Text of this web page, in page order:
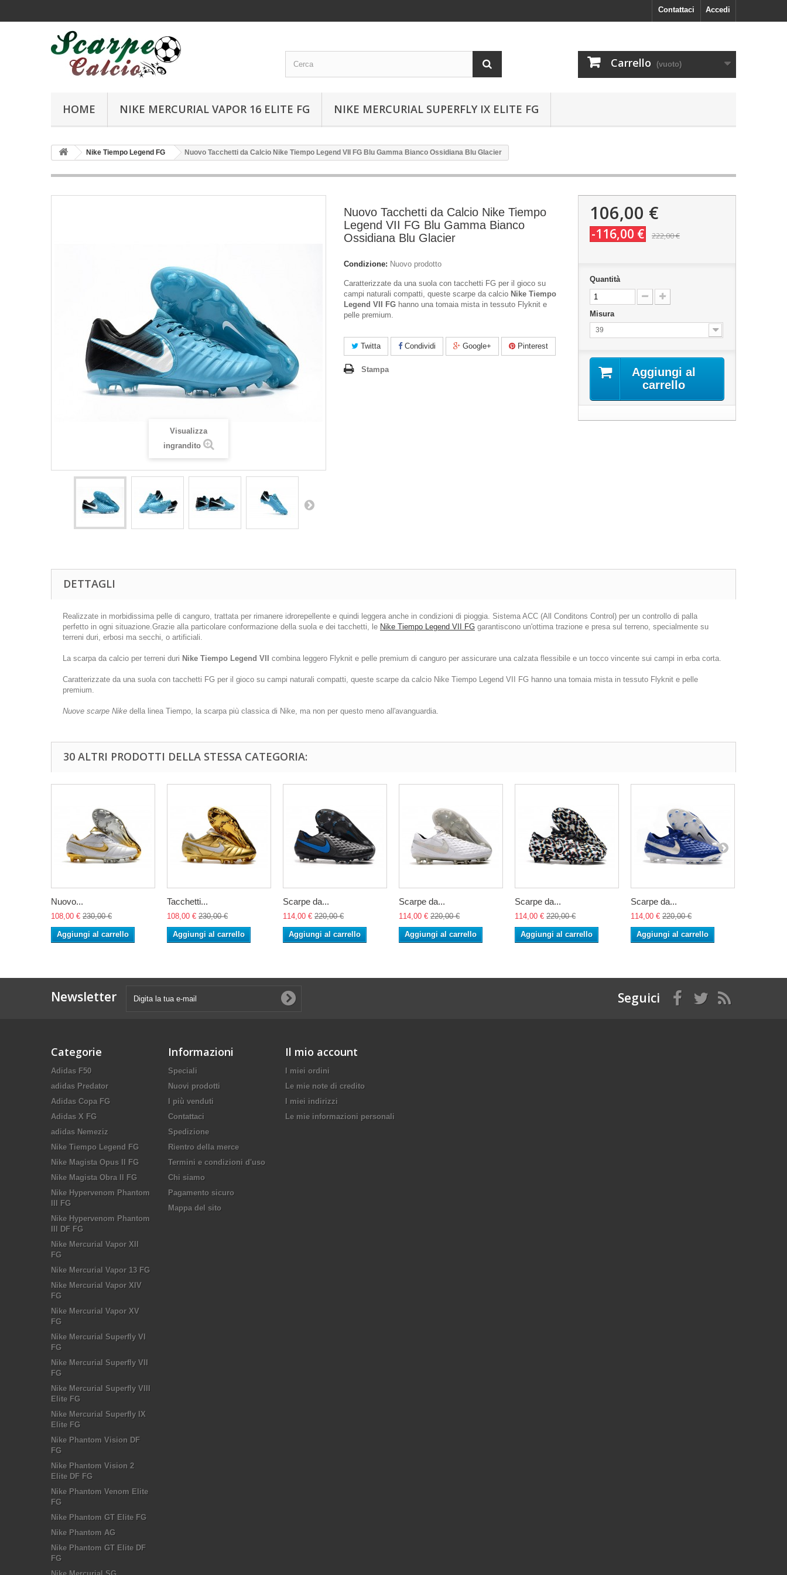
Accedi
Contattaci
Carrello (vuoto)
HOME NIKE MERCURIAL VAPOR 16 ELITE FG NIKE MERCURIAL SUPERFLY IX ELITE FG
Nike Tiempo Legend FG Nuovo Tacchetti da Calcio Nike Tiempo Legend VII FG Blu Gamma Bianco Ossidiana Blu Glacier
Visualizza
ingrandito
Nuovo Tacchetti da Calcio Nike Tiempo
Legend VII FG Blu Gamma Bianco
Ossidiana Blu Glacier
Condizione: Nuovo prodotto
Caratterizzate da una suola con tacchetti FG per il gioco su
campi naturali compatti, queste scarpe da calcio Nike Tiempo
Legend VII FG hanno una tomaia mista in tessuto Flyknit e
pelle premium.
Twitta Condividi Google+ Pinterest
Stampa
106,00 €
-116,00 € 222,00 €
Quantità
Misura
39
Aggiungi al
carrello
DETTAGLI
Realizzate in morbidissima pelle di canguro, trattata per rimanere idrorepellente e quindi leggera anche in condizioni di pioggia. Sistema ACC (All Conditons Control) per un controllo di palla
perfetto in ogni situazione.Grazie alla particolare conformazione della suola e dei tacchetti, le Nike Tiempo Legend VII FG garantiscono un'ottima trazione e presa sul terreno, specialmente su
terreni duri, erbosi ma secchi, o artificiali.
La scarpa da calcio per terreni duri Nike Tiempo Legend VII combina leggero Flyknit e pelle premium di canguro per assicurare una calzata flessibile e un tocco vincente sui campi in erba corta.
Caratterizzate da una suola con tacchetti FG per il gioco su campi naturali compatti, queste scarpe da calcio Nike Tiempo Legend VII FG hanno una tomaia mista in tessuto Flyknit e pelle
premium.
Nuove scarpe Nike della linea Tiempo, la scarpa più classica di Nike, ma non per questo meno all'avanguardia.
30 ALTRI PRODOTTI DELLA STESSA CATEGORIA:
Nuovo...
108,00 € 230,00 €
Aggiungi al carrello
Tacchetti...
108,00 € 230,00 €
Aggiungi al carrello
Scarpe da...
114,00 € 220,00 €
Aggiungi al carrello
Scarpe da...
114,00 € 220,00 €
Aggiungi al carrello
Scarpe da...
114,00 € 220,00 €
Aggiungi al carrello
Scarpe da...
114,00 € 220,00 €
Aggiungi al carrello
Newsletter Seguici
Categorie
Adidas F50
adidas Predator
Adidas Copa FG
Adidas X FG
adidas Nemeziz
Nike Tiempo Legend FG
Nike Magista Opus II FG
Nike Magista Obra II FG
Nike Hypervenom Phantom
III FG
Nike Hypervenom Phantom
III DF FG
Nike Mercurial Vapor XII
FG
Nike Mercurial Vapor 13 FG
Nike Mercurial Vapor XIV
FG
Nike Mercurial Vapor XV
FG
Nike Mercurial Superfly VI
FG
Nike Mercurial Superfly VII
FG
Nike Mercurial Superfly VIII
Elite FG
Nike Mercurial Superfly IX
Elite FG
Nike Phantom Vision DF
FG
Nike Phantom Vision 2
Elite DF FG
Nike Phantom Venom Elite
FG
Nike Phantom GT Elite FG
Nike Phantom AG
Nike Phantom GT Elite DF
FG
Informazioni
Speciali
Nuovi prodotti
I più venduti
Contattaci
Spedizione
Rientro della merce
Termini e condizioni d'uso
Chi siamo
Pagamento sicuro
Mappa del sito
Il mio account
I miei ordini
Le mie note di credito
I miei indirizzi
Le mie informazioni personali